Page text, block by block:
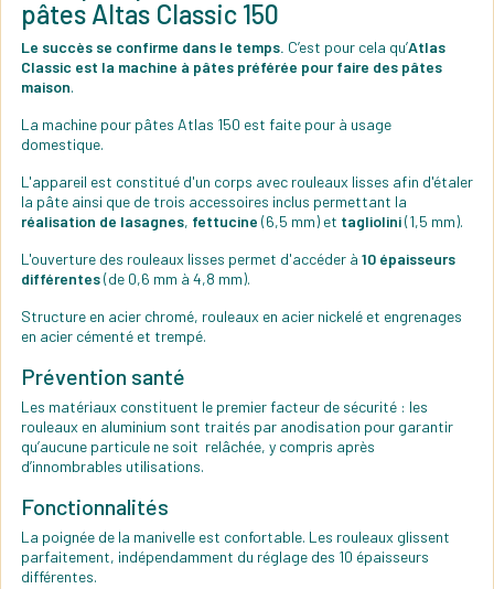
pâtes Altas Classic 150
Le succès se confirme dans le temps. C’est pour cela qu’Atlas
Classic est la machine à pâtes préférée pour faire des pâtes
maison.
La machine pour pâtes Atlas 150 est faite pour à usage
domestique.
L'appareil est constitué d'un corps avec rouleaux lisses afin d'étaler
la pâte ainsi que de trois accessoires inclus permettant la
réalisation de lasagnes, fettucine (6,5 mm) et tagliolini(1,5 mm).
L'ouverture des rouleaux lisses permet d'accéder à 10 épaisseurs
différentes(de 0,6 mm à 4,8 mm).
Structure en acier chromé, rouleaux en acier nickelé et engrenages
en acier cémenté et trempé.
Prévention santé
Les matériaux constituent le premier facteur de sécurité : les
rouleaux en aluminium sont traités par anodisation pour garantir
qu’aucune particule ne soit relâchée, y compris après
d’innombrables utilisations.
Fonctionnalités
La poignée de la manivelle est confortable. Les rouleaux glissent
parfaitement, indépendamment du réglage des 10 épaisseurs
différentes.